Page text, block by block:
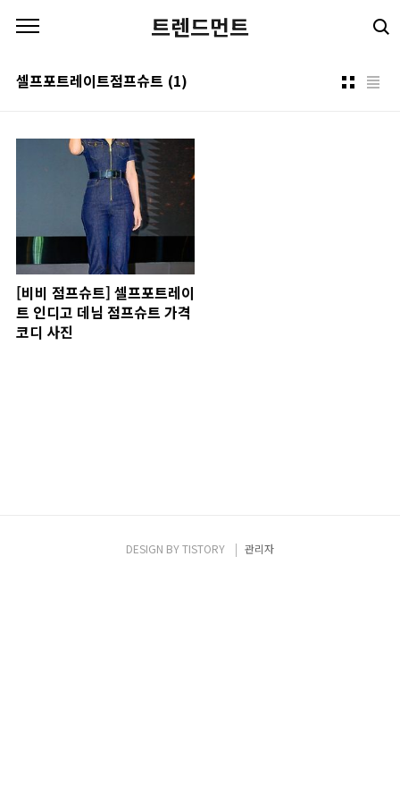
트렌드먼트
셀프포트레이트점프슈트 (1)
[비비 점프슈트] 셀프포트레이
트 인디고 데님 점프슈트 가격
코디 사진
DESIGN BYTISTORY 관리자